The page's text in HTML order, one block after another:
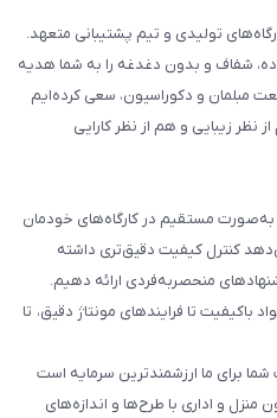
تولیدی و تیم پشتیبانی متعهد.
شفاف و بدون دغدغه را به شما هدیه
مبلمان و دکوراسیون، سعی کرده‌ایم
نظر زیبایی و هم از نظر کارایی
مستقیم در کارگاه‌های خودمان
کنترل کیفیت دقیق‌تری داشته
منحصربه‌فردی ارائه دهیم.
باکیفیت تا فرایندهای مونتاژ دقیق، تا
برای ما ارزشمندترین سرمایه است
منزل و اداری با طرح‌ها و اندازه‌های